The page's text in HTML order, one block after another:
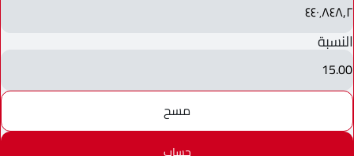
٤٤٠٬٨٤٨٫٢
النسبة
15.00
مسح